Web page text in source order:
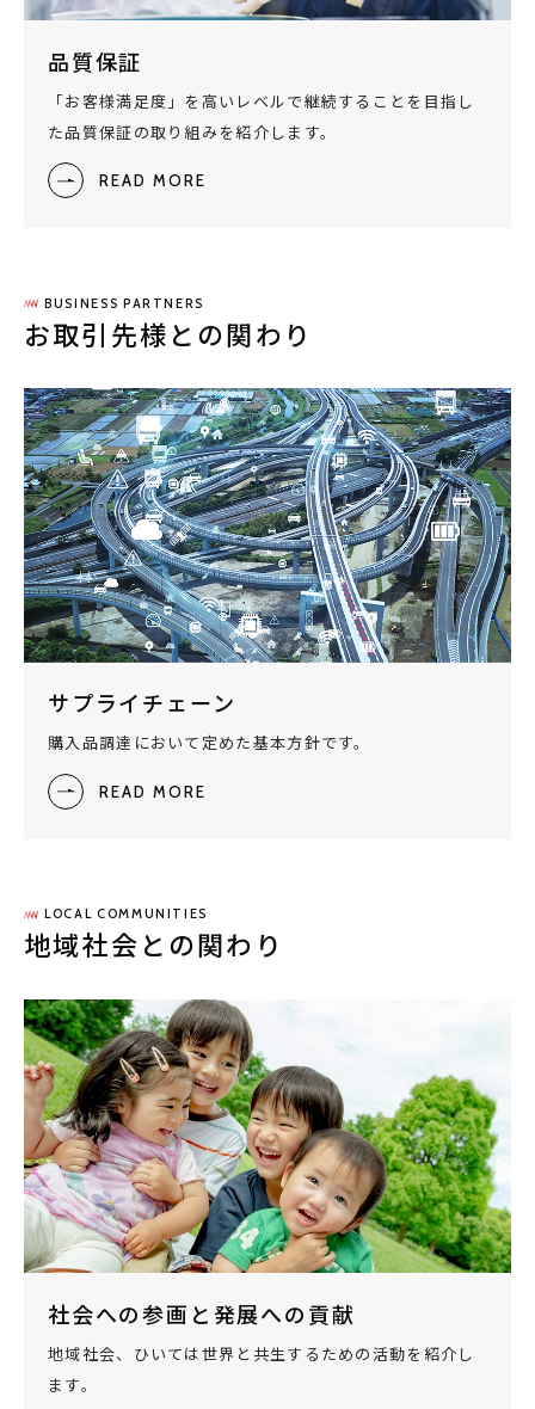
品質保証
「お客様満足度」を高いレベルで継続することを目指し
た品質保証の取り組みを紹介します。
READ MORE
BUSINESS PARTNERS
お取引先様との関わり
サプライチェーン
購入品調達において定めた基本方針です。
READ MORE
LOCAL COMMUNITIES
地域社会との関わり
社会への参画と発展への貢献
地域社会、ひいては世界と共生するための活動を紹介し
ます。